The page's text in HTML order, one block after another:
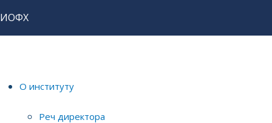
ИОФХ
О институту
Реч директора
Небојша Беговић